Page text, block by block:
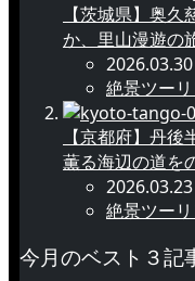
【茨城県】奥
か、里山漫遊の
2026.03.30
絶景ツー
【京都府】丹
薫る海辺の道を
2026.03.23
絶景ツー
今月のベスト３記